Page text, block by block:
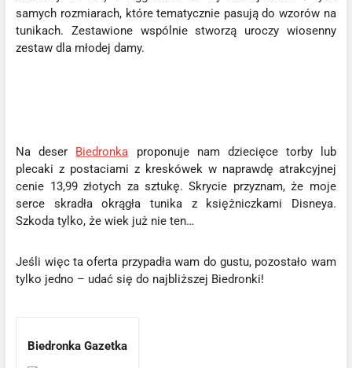
samych rozmiarach, które tematycznie pasują do wzorów na
tunikach. Zestawione wspólnie stworzą uroczy wiosenny
zestaw dla młodej damy.
Na deser Biedronka proponuje nam dziecięce torby lub
plecaki z postaciami z kreskówek w naprawdę atrakcyjnej
cenie 13,99 złotych za sztukę. Skrycie przyznam, że moje
serce skradła okrągła tunika z księżniczkami Disneya.
Szkoda tylko, że wiek już nie ten…
Jeśli więc ta oferta przypadła wam do gustu, pozostało wam
tylko jedno – udać się do najbliższej Biedronki!
Biedronka Gazetka